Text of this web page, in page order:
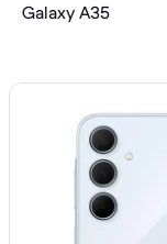
Galaxy A35